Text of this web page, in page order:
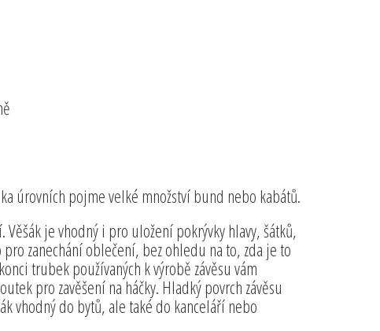
úrovních pojme velké množství bund nebo kabátů.
je vhodný i pro uložení pokrývky hlavy, šátků,
zanechání oblečení, bez ohledu na to, zda je to
trubek používaných k výrobě závěsu vám
pro zavěšení na háčky. Hladký povrch závěsu
vhodný do bytů, ale také do kanceláří nebo